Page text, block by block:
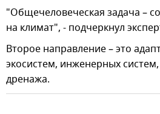
"Общечеловеческая задача –
на климат", - подчеркнул
Второе направление – это
экосистем, инженерных
дренажа.